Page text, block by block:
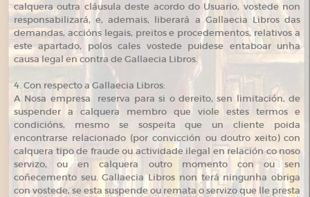
calquera outra cláusula deste acordo do Usuario, vostede non
responsabilizará, e, ademais, liberará a Gallaecia Libros das
demandas, accións legais, preitos e procedementos, relativos a
este apartado, polos cales vostede puidese entaboar unha
causa legal en contra de Gallaecia Libros.
4. Con respecto a Gallaecia Libros:
A Nosa empresa reserva para si o dereito, sen limitación, de
suspender a calquera membro que viole estes termos e
condicións, mesmo se sospeita que un cliente poida
encontrarse relacionado (por convicción ou doutro xeito) con
calquera tipo de fraude ou actividade ilegal en relación co noso
servizo, ou en calquera outro momento con ou sen
coñecemento seu. Gallaecia Libros non terá ningunha obriga
con vostede, se esta suspende ou remata o servizo que lle presta